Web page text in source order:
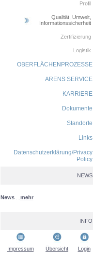
Profil
Qualität, Umwelt,
Informationssicherheit
Zertifizierung
Logistik
OBERFLÄCHENPROZESSE
ARENS SERVICE
KARRIERE
Dokumente
Standorte
Links
Datenschutzerklärung/Privacy
Policy
NEWS
News mehr
INFO
Impressum Übersicht Login